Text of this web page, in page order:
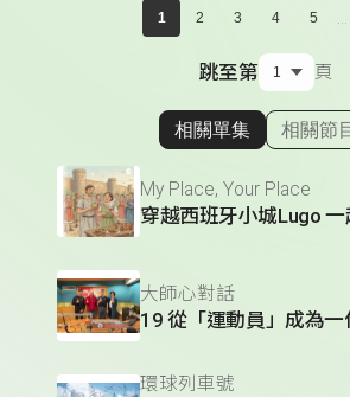
1 2 3 4 5
跳至第 頁
顯示相關
相關單集 相關節
My Place, Your Place
大師心對話
19 從「運動員」成為一
環球列車號